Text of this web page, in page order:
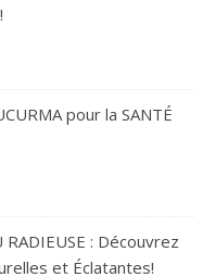
pour la SANTÉ
RADIEUSE : Découvrez
et Éclatantes!